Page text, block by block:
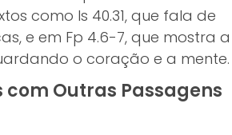
como Is 40.31, que fala de
e em Fp 4.6-7, que mostra a
o coração e a mente.
com Outras Passagens